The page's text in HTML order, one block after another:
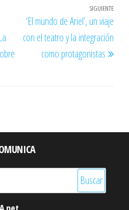
SIGUIENTE
‘El mundo de Ariel’, un viaje
con el teatro y la integración
como protagonistas